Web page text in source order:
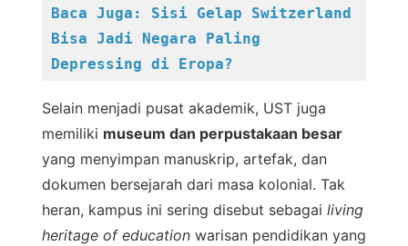
Baca Juga: Sisi Gelap Switzerland
Bisa Jadi Negara Paling
Depressing di Eropa?
Selain menjadi pusat akademik, UST juga
memiliki museum dan perpustakaan besar
yang menyimpan manuskrip, artefak, dan
dokumen bersejarah dari masa kolonial. Tak
heran, kampus ini sering disebut sebagai living
heritage of education warisan pendidikan yang